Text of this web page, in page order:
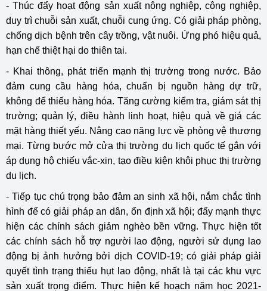
- Thúc đẩy hoạt động sản xuất nông nghiệp, công nghiệp,
duy trì chuỗi sản xuất, chuỗi cung ứng. Có giải pháp phòng,
chống dịch bệnh trên cây trồng, vật nuôi. Ứng phó hiệu quả,
hạn chế thiệt hại do thiên tai.
- Khai thông, phát triển mạnh thị trường trong nước. Bảo
đảm cung cầu hàng hóa, chuẩn bị nguồn hàng dự trữ,
không để thiếu hàng hóa. Tăng cường kiểm tra, giám sát thị
trường; quản lý, điều hành linh hoạt, hiệu quả về giá các
mặt hàng thiết yếu. Nâng cao năng lực về phòng vệ thương
mại. Từng bước mở cửa thị trường du lịch quốc tế gắn với
áp dụng hộ chiếu vắc-xin, tạo điều kiện khôi phục thị trường
du lịch.
- Tiếp tục chú trọng bảo đảm an sinh xã hội, nắm chắc tình
hình để có giải pháp an dân, ổn định xã hội; đẩy mạnh thực
hiện các chính sách giảm nghèo bền vững. Thực hiện tốt
các chính sách hỗ trợ người lao động, người sử dụng lao
động bị ảnh hưởng bởi dịch COVID-19; có giải pháp giải
quyết tình trạng thiếu hụt lao động, nhất là tại các khu vực
sản xuất trọng điểm. Thực hiện kế hoạch năm học 2021-